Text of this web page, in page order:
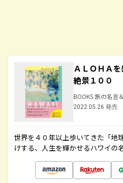
ＡＬＯＨＡ
絶景１００
BOOKS 旅の名言
2022.05.26 発売
世界を４０年以上歩いてきた「地
けする、人生を輝かせるハワイの